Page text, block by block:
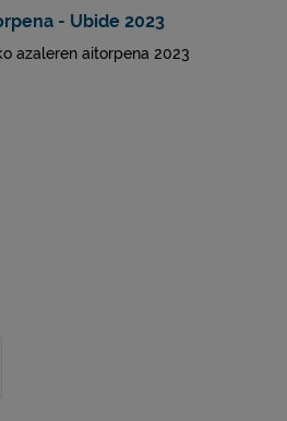
- Ubide 2023
azaleren aitorpena 2023